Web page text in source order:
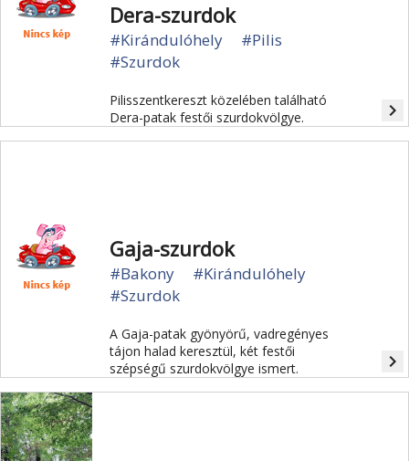
Dera-szurdok
#Kirándulóhely
#Pilis
#Szurdok
Pilisszentkereszt közelében található
Dera-patak festői szurdokvölgye.
navigate_next
Gaja-szurdok
#Bakony
#Kirándulóhely
#Szurdok
A Gaja-patak gyönyörű, vadregényes
tájon halad keresztül, két festői
szépségű szurdokvölgye ismert.
navigate_next